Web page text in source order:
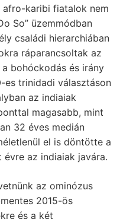
karibi fiatalok nem
So” üzemmódban
családi hierarchiában
ráparancsoltak az
bohóckodás és irány
es trinidadi választáson
az indiaiak
magasabb, mint
32 éves medián
el is döntötte a
az indiaiak javára.
az ominózus
mentes 2015-ös
és a két